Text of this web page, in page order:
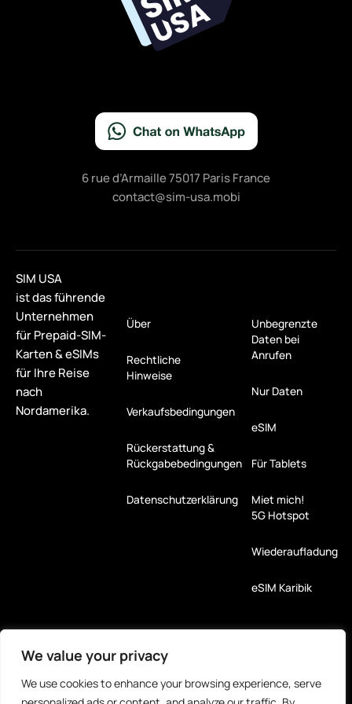
We value your privacy
We use cookies to enhance your browsing experience, serve
6 rue d’Armaille 75017 Paris France
contact@sim-usa.mobi
SIM USA
ist das führende
Unternehmen
für Prepaid-SIM-
Karten & eSIMs
für Ihre Reise
nach
Nordamerika.
Über
Rechtliche
Hinweise
Verkaufsbedingungen
Rückerstattung &
Rückgabebedingungen
Datenschutzerklärung
Unbegrenzte
Daten bei
Anrufen
Nur Daten
eSIM
Für Tablets
Miet mich!
5G Hotspot
Wiederaufladung
eSIM Karibik
Partner